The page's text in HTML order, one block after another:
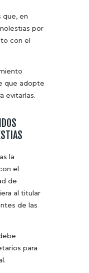
que, en
por
con el
que adopte
evitarlas.
la
el
de
al titular
de las
para